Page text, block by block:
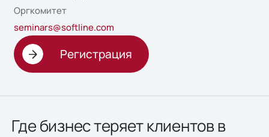
Оргкомитет
seminars@softline.com
Регистрация
Где бизнес теряет клиентов в